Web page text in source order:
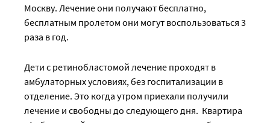
Москву. Лечение они получают бесплатно,
бесплатным пролетом они могут воспользоваться 3
раза в год.
Дети с ретинобластомой лечение проходят в
амбулаторных условиях, без госпитализации в
отделение. Это когда утром приехали получили
лечение и свободны до следующего дня. Квартира